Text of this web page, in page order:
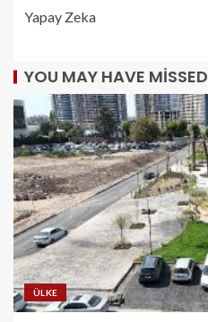
Yapay Zeka
YOU MAY HAVE MISSED
ÜLKE